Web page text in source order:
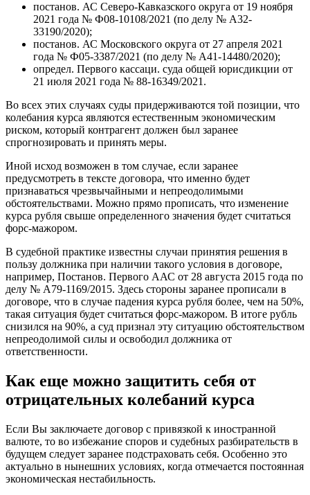
постанов. АС Северо-Кавказского округа от 19 ноября
2021 года № Ф08-10108/2021 (по делу № А32-
33190/2020);
постанов. АС Московского округа от 27 апреля 2021
года № Ф05-3387/2021 (по делу № А41-14480/2020);
определ. Первого кассаци. суда общей юрисдикции от
21 июля 2021 года № 88-16349/2021.
Во всех этих случаях суды придерживаются той позиции, что
колебания курса являются естественным экономическим
риском, который контрагент должен был заранее
спрогнозировать и принять меры.
Иной исход возможен в том случае, если заранее
предусмотреть в тексте договора, что именно будет
признаваться чрезвычайными и непреодолимыми
обстоятельствами. Можно прямо прописать, что изменение
курса рубля свыше определенного значения будет считаться
форс-мажором.
В судебной практике известны случаи принятия решения в
пользу должника при наличии такого условия в договоре,
например, Постанов. Первого ААС от 28 августа 2015 года по
делу № А79-1169/2015. Здесь стороны заранее прописали в
договоре, что в случае падения курса рубля более, чем на 50%,
такая ситуация будет считаться форс-мажором. В итоге рубль
снизился на 90%, а суд признал эту ситуацию обстоятельством
непреодолимой силы и освободил должника от
ответственности.
Как еще можно защитить себя от
отрицательных колебаний курса
Если Вы заключаете договор с привязкой к иностранной
валюте, то во избежание споров и судебных разбирательств в
будущем следует заранее подстраховать себя. Особенно это
актуально в нынешних условиях, когда отмечается постоянная
экономическая нестабильность.